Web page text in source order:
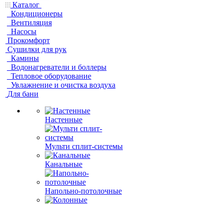
Каталог
Кондиционеры
Вентиляция
Насосы
Прокомфорт
Сушилки для рук
Камины
Водонагреватели и боллеры
Тепловое оборудование
Увлажнение и очистка воздуха
Для бани
Настенные
Мульти сплит-системы
Канальные
Напольно-потолочные